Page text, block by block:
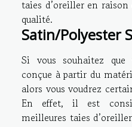
taies d’oreiller en
qualité.
Satin/Polyester
Si vous souhaitez
conçue à partir du
alors vous voudrez
En effet, il est
meilleures taies